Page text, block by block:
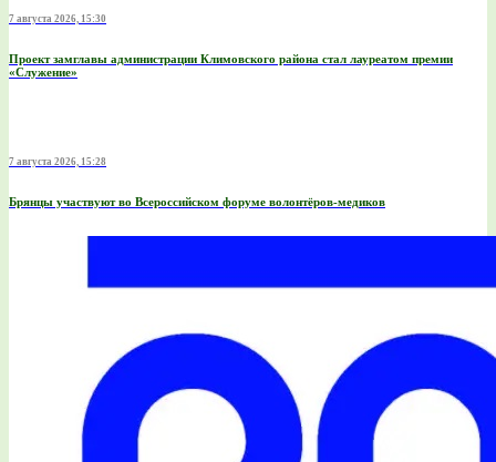
7 августа 2026, 15:30
Проект замглавы администрации Климовского района стал лауреатом премии
«Служение»
7 августа 2026, 15:28
Брянцы участвуют во Всероссийском форуме волонтёров-медиков